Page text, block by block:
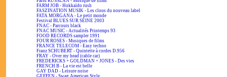
FARM JOB - Hokkaïdo rush
FASZINATION MUSIK - Les clous du nouveau label
FATA MORGANA - Le petit monde
Festival BLUES SUR SEINE 2003
FNAC - Parcours black
FNAC MUSIC - Actualités Printemps 93
FOOD RECORDS sampler 1991
FOUR ROSES - Musiques de films
FRANCE TELECOM - Easy techno
Franz SCHUBERT - Quintette à cordes D.956
FRAY - Over my head (cable car)
FREDERICKS + GOLDMAN + JONES - Des vies
FRENCH B - La vie est belle
GAY DAD - Leisure noise
GEFFEN - Swag American Style